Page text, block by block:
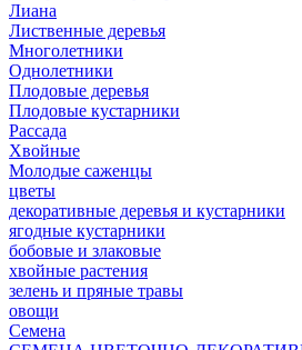
Лиана
Лиственные деревья
Многолетники
Однолетники
Плодовые деревья
Плодовые кустарники
Рассада
Хвойные
Молодые саженцы
цветы
декоративные деревья и кустарники
ягодные кустарники
бобовые и злаковые
хвойные растения
зелень и пряные травы
овощи
Семена